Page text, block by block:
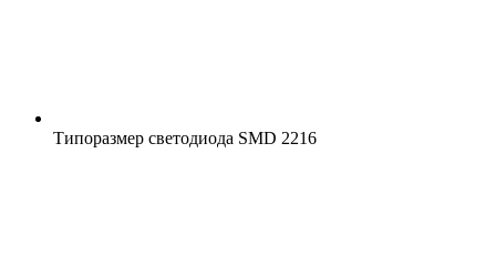
Типоразмер светодиода SMD 2216